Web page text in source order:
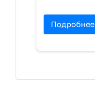
Подробнее